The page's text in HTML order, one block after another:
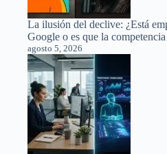
La ilusión del declive: ¿Está
Google o es que la
agosto 5, 2026